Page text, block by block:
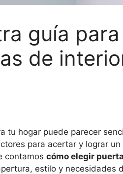
guía
de
tu hogar puede parecer
para acertar y lograr
contamos cómo elegir
estilo y necesidades